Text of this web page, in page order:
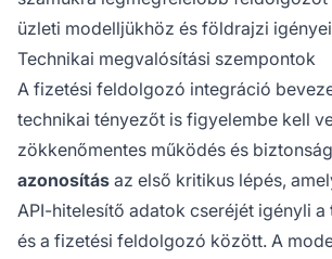
üzleti modelljükhöz és földrajzi
Technikai megvalósítási szempontok
A fizetési feldolgozó integráció
technikai tényezőt is figyelembe kell
zökkenőmentes működés és
azonosítás az első kritikus lépés,
API-hitelesítő adatok cseréjét igényli
és a fizetési feldolgozó között. A